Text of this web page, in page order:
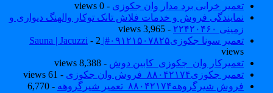
تعمیر خرابی برد مدار وان جکوزی - 0 views
نمایندگی فروش و خدمات فلاش تانک توکار والهنگ دیواری و
زمینی ۲۲۴۲۰۴۶۰
- 3,965 views
تعمیر سونا جکوزی۰۹۱۲۱۵۰۷۸۲۵#| Sauna | Jacuzzi
- 2
views
تعمیرکار وان_جکوزی_کابین دوش- 8,388 views
تعمیر جکوزی۸۸۰۴۲۱۷۴_فروش وان جکوزی
- 61 views
فروش شیرگروهه۸۸۰۴۲۱۷۴_تعمیر شیرگروهه
- 6,770